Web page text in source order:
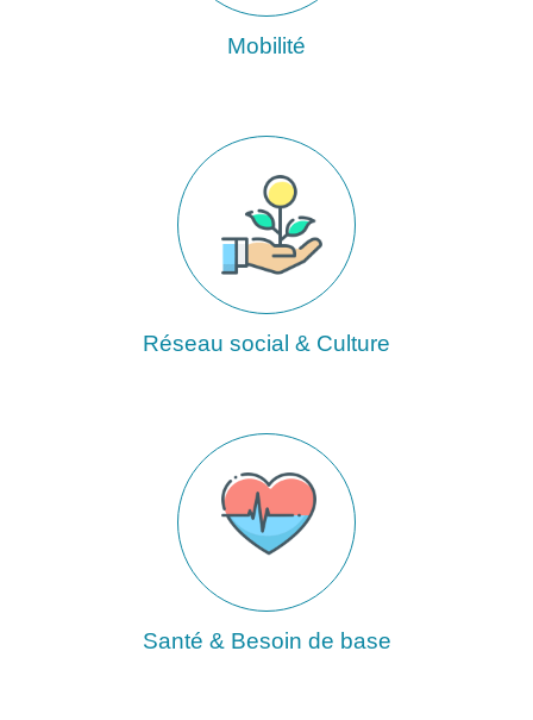
Mobilité
Réseau social & Culture
Santé & Besoin de base